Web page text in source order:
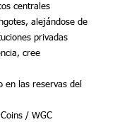
centrales
alejándose de
privadas
cree
en las reservas del
/ WGC